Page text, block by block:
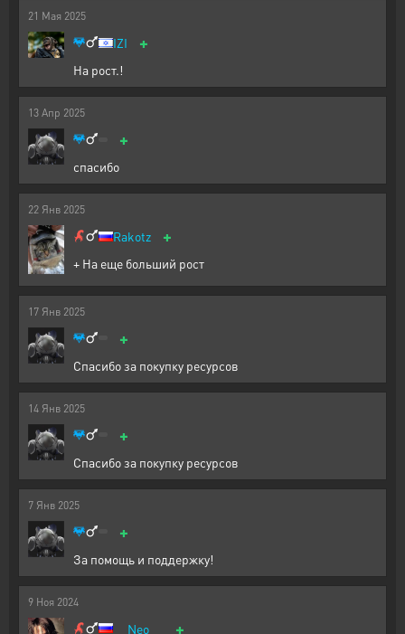
21 Мая 2025
IZI +
На рост.!
13 Апр 2025
+
спасибо
22 Янв 2025
Rakotz +
+ На еще больший рост
17 Янв 2025
+
Спасибо за покупку ресурсов
14 Янв 2025
+
Спасибо за покупку ресурсов
7 Янв 2025
+
За помощь и поддержку!
9 Ноя 2024
__Neo__ +